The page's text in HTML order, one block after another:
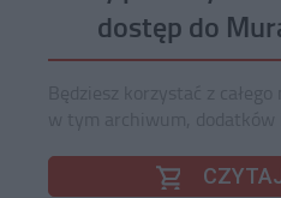
dostęp do